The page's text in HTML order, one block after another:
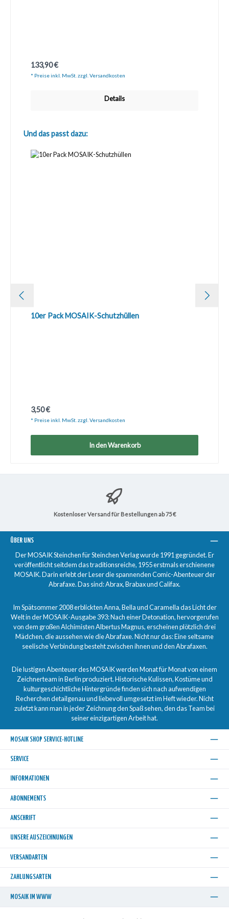
Regulärer Preis:
133,90 €
* Preise inkl. MwSt. zzgl. Versandkosten
Details
Produktgalerie überspringen
Und das passt dazu:
10er Pack MOSAIK-Schutzhüllen
Regulärer Preis:
3,50 €
* Preise inkl. MwSt. zzgl. Versandkosten
In den Warenkorb
Kostenloser Versand für Bestellungen ab 75 €
ÜBER UNS
Der MOSAIK Steinchen für Steinchen Verlag wurde 1991 gegründet. Er
veröffentlicht seitdem das traditionsreiche, 1955 erstmals erschienene
MOSAIK. Darin erlebt der Leser die spannenden Comic-Abenteuer der
Abrafaxe. Das sind: Abrax, Brabax und Califax.
Im Spätsommer 2008 erblickten Anna, Bella und Caramella das Licht der
Welt in der MOSAIK-Ausgabe 393: Nach einer Detonation, hervorgerufen
von dem großen Alchimisten Albertus Magnus, erscheinen plötzlich drei
Mädchen, die aussehen wie die Abrafaxe. Nicht nur das: Eine seltsame
seelische Verbindung besteht zwischen ihnen und den Abrafaxen.
Die lustigen Abenteuer des MOSAIK werden Monat für Monat von einem
Zeichnerteam in Berlin produziert. Historische Kulissen, Kostüme und
kulturgeschichtliche Hintergründe finden sich nach aufwendigen
Recherchen detailgenau und liebevoll umgesetzt im Heft wieder. Nicht
zuletzt kann man in jeder Zeichnung den Spaß sehen, den das Team bei
seiner einzigartigen Arbeit hat.
MOSAIK SHOP SERVICE-HOTLINE
SERVICE
INFORMATIONEN
ABONNEMENTS
ANSCHRIFT
UNSERE AUSZEICHNUNGEN
VERSANDARTEN
ZAHLUNGSARTEN
MOSAIK IM WWW